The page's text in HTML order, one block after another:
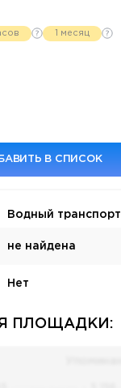
1 месяц
В СПИСОК
Водный транспорт
не найдена
Нет
ПЛОЩАДКИ: